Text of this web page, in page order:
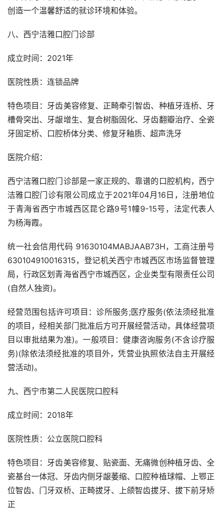
创造一个温馨舒适的就诊环境和体验。
八、西宁洁雅口腔门诊部
成立时间：2021年
医院性质：连锁品牌
特色项目：牙齿美容修复、正畸牵引智齿、种植牙连桥、牙
槽骨突出、牙龈增生、复合树脂固化、牙齿翻瓣治疗、全瓷
牙固定桥、口腔桥体分类、修复牙釉质、超声洗牙
医院介绍：
西宁洁雅口腔门诊部是一家正规的、靠谱的口腔机构，西宁
洁雅口腔门诊有限公司成立于2021年04月16日，注册地位
于青海省西宁市城西区昆仑路9号1幢9-15号，法定代表人
为杨海霞。
统一社会信用代码 91630104MABJAAB73H，工商注册号
630104910016315，登记机关西宁市城西区市场监督管理
局，行政区划青海省西宁市城西区，企业类型有限责任公司
(自然人独资)。
经营范围包括许可项目：诊所服务;医疗服务(依法须经批准
的项目，经相关部门批准后方可开展经营活动，具体经营项
目以审批结果为准)。一般项目：健康咨询服务(不含诊疗服
务)(除依法须经批准的项目外，凭营业执照依法自主开展经
营活动)。
九、西宁市第二人民医院口腔科
成立时间：2018年
医院性质：公立医院口腔科
特色项目：牙齿美容修复、贴瓷面、无痛微创种植牙齿、全
瓷基台一体冠、牙齿内侧牙龈萎缩、口腔种植球帽、上鄂正
位智齿、门牙双桥、正畸拔牙、上颌智齿拔牙、拔下前牙矫
正